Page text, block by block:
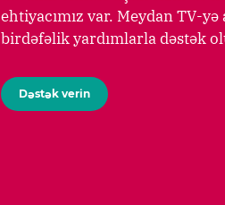
ehtiyacımız var. Meydan TV-yə
birdəfəlik yardımlarla dəstək
Dəstək verin